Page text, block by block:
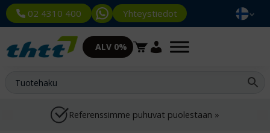
02 4310 400 Yhteystiedot
ALV 0%
Referenssimme puhuvat puolestaan »